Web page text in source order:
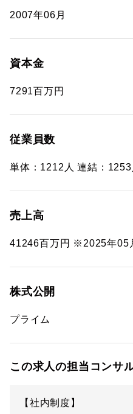
2007年06月
資本金
7291百万円
従業員数
単体：1212人 連結：1253
売上高
41246百万円 ※2025年05
株式公開
プライム
この求人の担当コンサ
【社内制度】